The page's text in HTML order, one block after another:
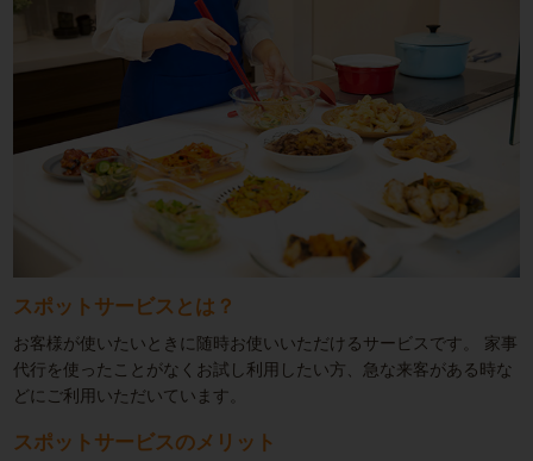
スポットサービスとは？
お客様が使いたいときに随時お使いいただけるサービスです。
家事
代行を使ったことがなくお試し利用したい方、急な来客がある時な
どにご利用いただいています。
スポットサービスのメリット